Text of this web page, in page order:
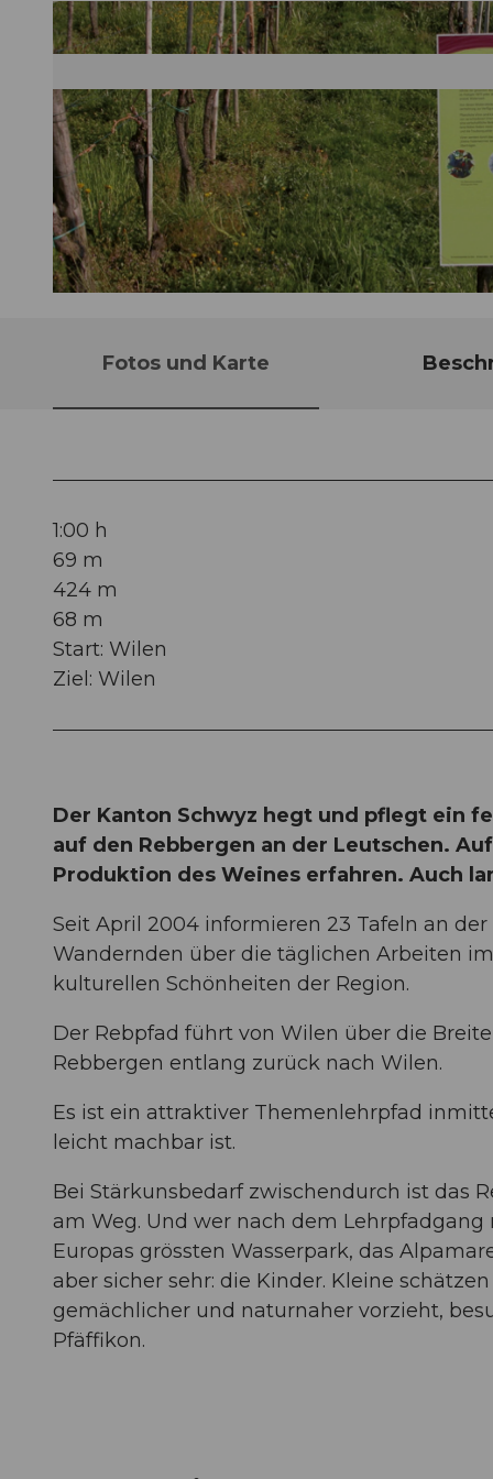
Fotos und Karte
1:00 h
69 m
424 m
68 m
Start: Wilen
Ziel: Wilen
Der Kanton Schwyz hegt und pflegt ein
auf den Rebbergen an der Leutschen.
Produktion des Weines erfahren. Auch
Seit April 2004 informieren 23 Tafeln an
Wandernden über die täglichen Arbeiten
kulturellen Schönheiten der Region.
Der Rebpfad führt von Wilen über die
Rebbergen entlang zurück nach Wilen.
Es ist ein attraktiver Themenlehrpfad
leicht machbar ist.
Bei Stärkunsbedarf zwischendurch ist das
am Weg. Und wer nach dem
Europas grössten Wasserpark, das
aber sicher sehr: die Kinder. Kleine
gemächlicher und naturnaher vorzieht,
Pfäffikon.